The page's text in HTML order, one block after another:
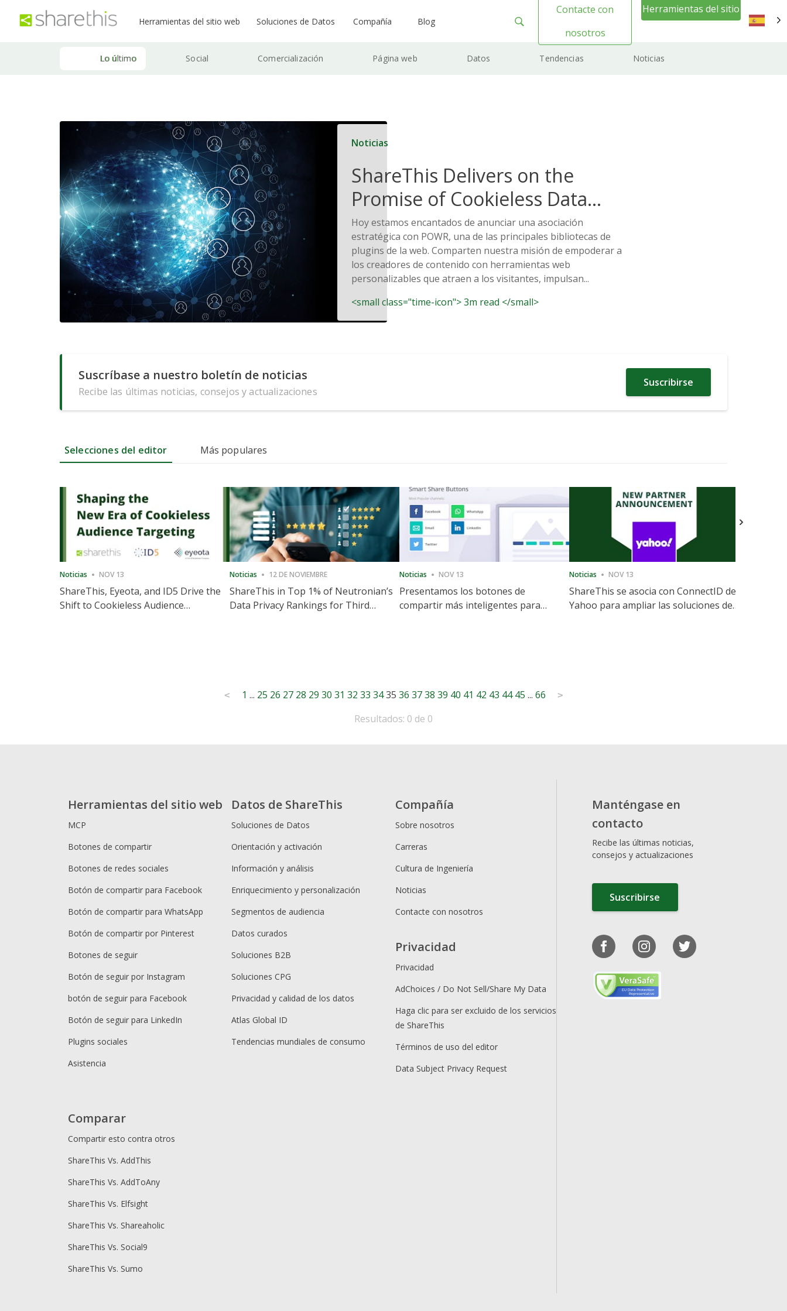
Herramientas del sitio web Soluciones de Datos Compañía Blog
Contacte con
nosotros
Herramientas del sitio
Lo último Social Comercialización Página web Datos Tendencias Noticias
Noticias
ShareThis Delivers on the
Promise of Cookieless Data
Solutions
Hoy estamos encantados de anunciar una asociación
estratégica con POWR, una de las principales bibliotecas de
plugins de la web. Comparten nuestra misión de empoderar a
los creadores de contenido con herramientas web
personalizables que atraen a los visitantes, impulsan...
<small class="time-icon"> 3m read </small>
Suscríbase a nuestro boletín de noticias
Recibe las últimas noticias, consejos y actualizaciones
Suscribirse
Selecciones del editor Más populares
Noticias NOV 13
ShareThis, Eyeota, and ID5 Drive the
Shift to Cookieless Audience
Noticias 12 DE NOVIEMBRE
ShareThis in Top 1% of Neutronian’s
Data Privacy Rankings for Third
Noticias NOV 13
Presentamos los botones de
compartir más inteligentes para
Noticias NOV 13
ShareThis se asocia con ConnectID de
Yahoo para ampliar las soluciones de
< 1 ... 25 26 27 28 29 30 31 32 33 34 35 36 37 38 39 40 41 42 43 44 45 ... 66 >
Resultados: 0 de 0
Herramientas del sitio web
MCP
Botones de compartir
Botones de redes sociales
Botón de compartir para Facebook
Botón de compartir para WhatsApp
Botón de compartir por Pinterest
Botones de seguir
Botón de seguir por Instagram
botón de seguir para Facebook
Botón de seguir para LinkedIn
Plugins sociales
Asistencia
Datos de ShareThis
Soluciones de Datos
Orientación y activación
Información y análisis
Enriquecimiento y personalización
Segmentos de audiencia
Datos curados
Soluciones B2B
Soluciones CPG
Privacidad y calidad de los datos
Atlas Global ID
Tendencias mundiales de consumo
Compañía
Sobre nosotros
Carreras
Cultura de Ingeniería
Noticias
Contacte con nosotros
Privacidad
Privacidad
AdChoices / Do Not Sell/Share My Data
Haga clic para ser excluido de los servicios
de ShareThis
Términos de uso del editor
Data Subject Privacy Request
Comparar
Compartir esto contra otros
ShareThis Vs. AddThis
ShareThis Vs. AddToAny
ShareThis Vs. Elfsight
ShareThis Vs. Shareaholic
ShareThis Vs. Social9
ShareThis Vs. Sumo
Manténgase en
contacto
Recibe las últimas noticias,
consejos y actualizaciones
Suscribirse